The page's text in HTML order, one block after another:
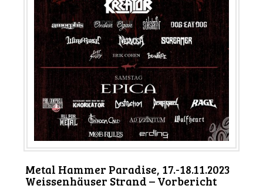
Metal Hammer Paradise, 17.-18.11.2023
Weissenhäuser Strand – Vorbericht